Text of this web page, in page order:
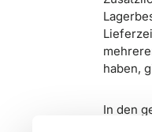
haben,
In den